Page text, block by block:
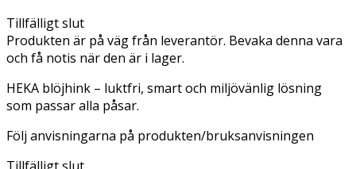
Tillfälligt slut
Produkten är på väg från leverantör. Bevaka denna vara
och få notis när den är i lager.
HEKA blöjhink – luktfri, smart och miljövänlig lösning
som passar alla påsar.
Följ anvisningarna på produkten/bruksanvisningen
Tillfälligt slut